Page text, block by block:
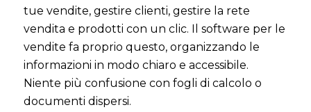
tue vendite, gestire clienti, gestire la rete
vendita e prodotti con un clic. Il software per le
vendite fa proprio questo, organizzando le
informazioni in modo chiaro e accessibile.
Niente più confusione con fogli di calcolo o
documenti dispersi.